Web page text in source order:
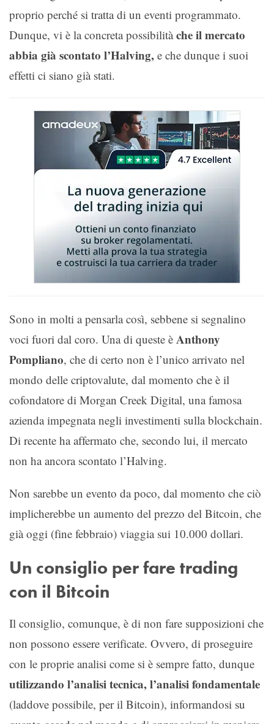
proprio perché si tratta di un eventi programmato.
Dunque, vi è la concreta possibilitàche il mercato
abbia già scontato l’Halving, e che dunque i suoi
effetti ci siano già stati.
Sono in molti a pensarla così, sebbene si segnalino
voci fuori dal coro. Una di queste è Anthony
Pompliano, che di certo non è l’unico arrivato nel
mondo delle criptovalute, dal momento che è il
cofondatore di Morgan Creek Digital, una famosa
azienda impegnata negli investimenti sulla blockchain.
Di recente ha affermato che, secondo lui, il mercato
non ha ancora scontato l’Halving.
Non sarebbe un evento da poco, dal momento che ciò
implicherebbe un aumento del prezzo del Bitcoin, che
già oggi (fine febbraio) viaggia sui 10.000 dollari.
Un consiglio per fare trading
con il Bitcoin
Il consiglio, comunque, è di non fare supposizioni che
non possono essere verificate. Ovvero, di proseguire
con le proprie analisi come si è sempre fatto, dunque
utilizzando l’analisi tecnica, l’analisi fondamentale
(laddove possibile, per il Bitcoin), informandosi su